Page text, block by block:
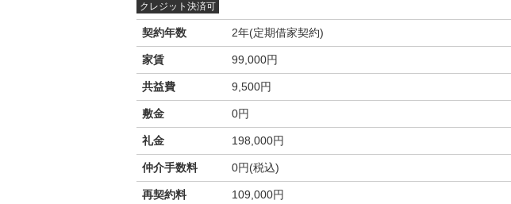
クレジット決済可
契約年数 2年(定期借家契約)
家賃 99,000円
共益費 9,500円
敷金 0円
礼金 198,000円
仲介手数料 0円(税込)
再契約料 109,000円